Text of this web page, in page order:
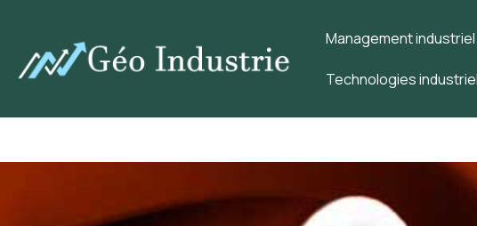
Management industriel
Technologies